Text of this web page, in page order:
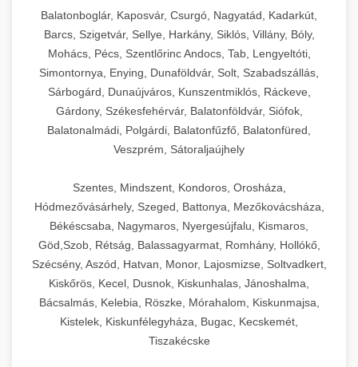
Balatonboglár, Kaposvár, Csurgó, Nagyatád, Kadarkút,
Barcs, Szigetvár, Sellye, Harkány, Siklós, Villány, Bóly,
Mohács, Pécs, Szentlőrinc Andocs, Tab, Lengyeltóti,
Simontornya, Enying, Dunaföldvár, Solt, Szabadszállás,
Sárbogárd, Dunaújváros, Kunszentmiklós, Ráckeve,
Gárdony, Székesfehérvár, Balatonföldvár, Siófok,
Balatonalmádi, Polgárdi, Balatonfűzfő, Balatonfüred,
Veszprém, Sátoraljaújhely
Szentes, Mindszent, Kondoros, Orosháza,
Hódmezővásárhely, Szeged, Battonya, Mezőkovácsháza,
Békéscsaba, Nagymaros, Nyergesújfalu, Kismaros,
Göd,Szob, Rétság, Balassagyarmat, Romhány, Hollókő,
Szécsény, Aszód, Hatvan, Monor, Lajosmizse, Soltvadkert,
Kiskőrös, Kecel, Dusnok, Kiskunhalas, Jánoshalma,
Bácsalmás, Kelebia, Röszke, Mórahalom, Kiskunmajsa,
Kistelek, Kiskunfélegyháza, Bugac, Kecskemét,
Tiszakécske